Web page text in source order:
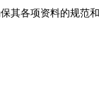
其各项资料的规范